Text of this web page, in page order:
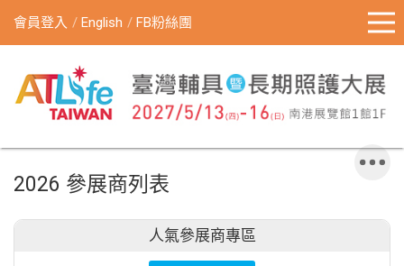
會員登入 English FB粉絲團
2026 參展商列表
人氣參展商專區